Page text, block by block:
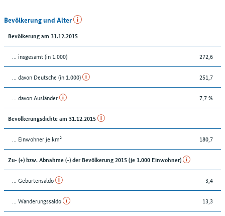
Bevölkerung und Alter
Bevölkerung am 31.12.2015
... insgesamt (in 1.000) 272,6
... davon Deutsche (in 1.000) 251,7
... davon Ausländer 7,7 %
Bevölkerungsdichte am 31.12.2015
... Einwohner je km² 180,7
Zu- (+) bzw. Abnahme (-) der Bevölkerung 2015 (je 1.000 Einwohner)
... Geburtensaldo -3,4
... Wanderungssaldo 13,3